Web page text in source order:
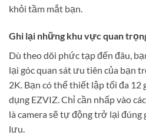
khỏi tầm mắt bạn.
Ghi lại những khu vực quan
Dù theo dõi phức tạp đến đâu,
lại góc quan sát ưu tiên của bạn
2K. Bạn có thể thiết lập tối đa 12
dụng EZVIZ. Chỉ cần nhấp vào
là camera sẽ tự động trở lại đúng
lưu.